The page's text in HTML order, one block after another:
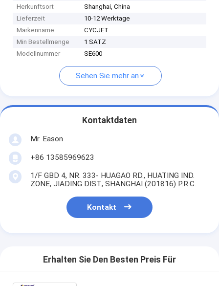
Herkunftsort
Shanghai, China
Lieferzeit
10-12 Werktage
Markenname
CYCJET
Min Bestellmenge
1 SATZ
Modellnummer
SE600
Sehen Sie mehr an
Kontaktdaten
Mr. Eason
+86 13585969623
1/F GBD 4, NR. 333- HUAGAO RD., HUATING IND.
ZONE, JIADING DIST., SHANGHAI (201816) P.R.C.
Kontakt
Erhalten Sie Den Besten Preis Für